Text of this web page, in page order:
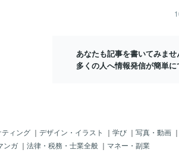
在の大企業や個性化企業のエッセン
グ」の在り方について設計し直さな
ばならないことでしょう。私がこの
言葉の力の融合推進を軸にマーケテ
グ活動のお手伝いをさせて頂くことで
す。 究極の目的は私企業の皆様の
あなたも記事を書いてみませ
多くの人へ情報発信が簡単に
ティング ｜ デザイン・イラスト ｜ 学び ｜ 写真・動画 ｜
ンガ ｜ 法律・税務・士業全般 ｜ マネー・副業